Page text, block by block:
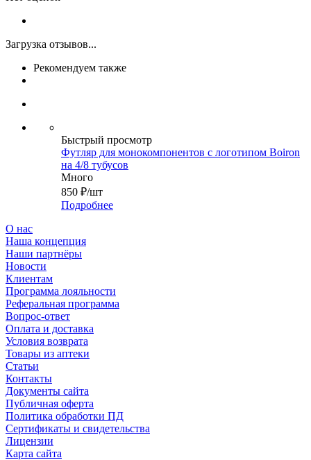
Загрузка отзывов...
Рекомендуем также
Быстрый просмотр
Футляр для монокомпонентов с логотипом Boiron
на 4/8 тубусов
Много
850 ₽/шт
Подробнее
О нас
Наша концепция
Наши партнёры
Новости
Клиентам
Программа лояльности
Реферальная программа
Вопрос-ответ
Оплата и доставка
Условия возврата
Товары из аптеки
Статьи
Контакты
Документы сайта
Публичная оферта
Политика обработки ПД
Сертификаты и свидетельства
Лицензии
Карта сайта